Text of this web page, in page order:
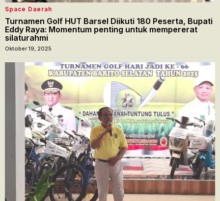
Space Daerah
Turnamen Golf HUT Barsel Diikuti 180 Peserta, Bupati
Eddy Raya: Momentum penting untuk mempererat
silaturahmi
Oktober 19, 2025